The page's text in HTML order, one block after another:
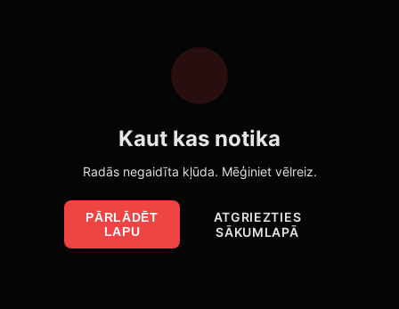
Kaut kas notika
Radās negaidīta kļūda. Mēģiniet vēlreiz.
PĀRLĀDĒT
LAPU
ATGRIEZTIES
SĀKUMLAPĀ